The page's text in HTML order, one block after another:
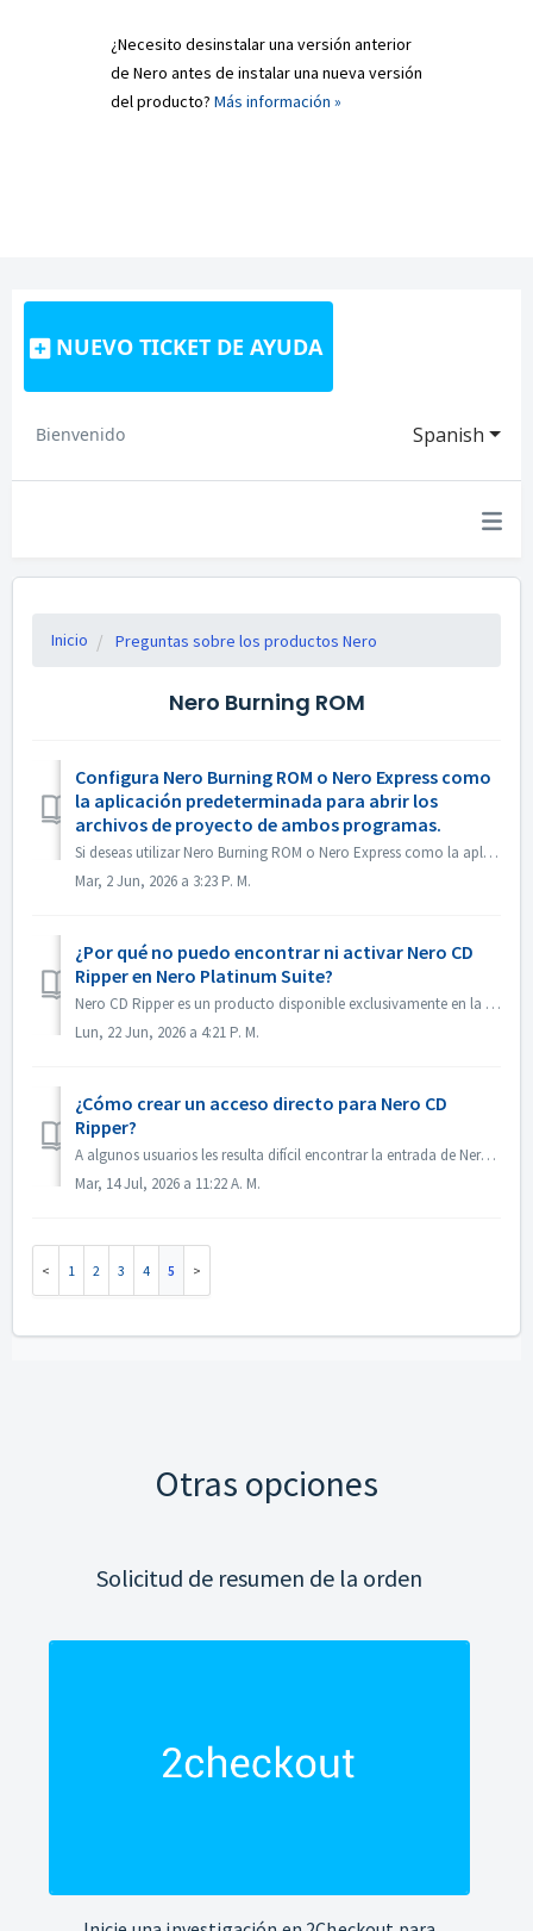
¿Necesito desinstalar una versión anterior
de Nero antes de instalar una nueva versión
del producto? Más información »
NUEVO TICKET DE AYUDA
Spanish
Bienvenido
Inicio Preguntas sobre los productos Nero
Nero Burning ROM
Configura Nero Burning ROM o Nero Express como
la aplicación predeterminada para abrir los
archivos de proyecto de ambos programas.
Si deseas utilizar Nero Burning ROM o Nero Express como la aplicación predeterminada para abrir archivos de proyecto de Nero Burning ROM o proyectos de Nero...
Mar, 2 Jun, 2026 a 3:23 P. M.
¿Por qué no puedo encontrar ni activar Nero CD
Ripper en Nero Platinum Suite?
Nero CD Ripper es un producto disponible exclusivamente en la Tienda de Microsoft (https://apps.microsoft.com/detail/9NSNQ0CPD06G) y no está incluido en Ner...
Lun, 22 Jun, 2026 a 4:21 P. M.
¿Cómo crear un acceso directo para Nero CD
Ripper?
A algunos usuarios les resulta difícil encontrar la entrada de Nero CD Ripper y tienen que ir a la Tienda de Microsoft cada vez que quieren abrirlo. De hec...
Mar, 14 Jul, 2026 a 11:22 A. M.
1 2 3 4 5
Otras opciones
Solicitud de resumen de la orden